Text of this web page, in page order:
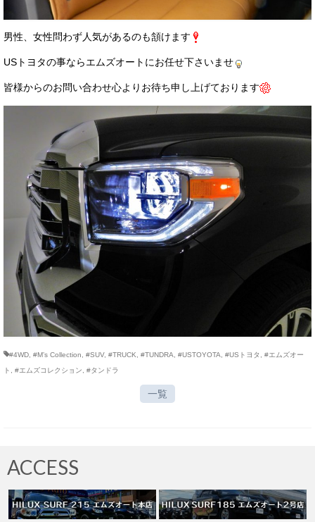
男性、女性問わず人気があるのも頷けます
USトヨタの事ならエムズオートにお任せ下さいませ
皆様からのお問い合わせ心よりお待ち申し上げております
#4WD #M’s Collection #SUV, #TRUCK #TUNDRA #USTOYOTA #USトヨタ
#エムズオー
ト
#エムズコレクション #タンドラ
一覧
ACCESS